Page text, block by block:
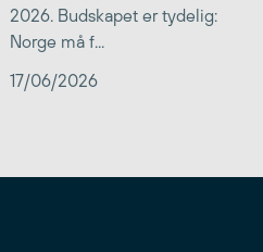
2026. Budskapet er tydelig:
Norge må f...
17/06/2026